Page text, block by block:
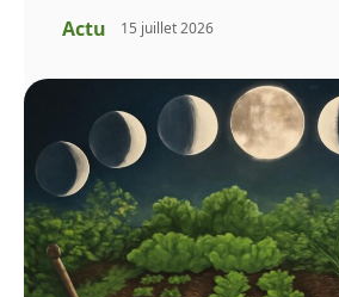
Actu 15 juillet 2026